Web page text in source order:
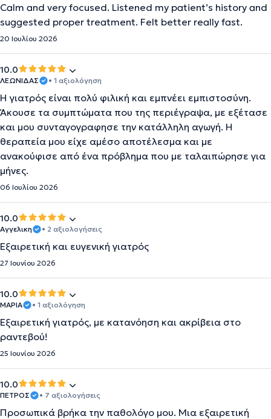
Calm and very focused. Listened my patient’s history and
suggested proper treatment. Felt better really fast.
20 Ιουλίου 2026
10.0
ΛΕΩΝΙΔΑΣ • 1 αξιολόγηση
Η γιατρός είναι πολύ φιλική και εμπνέει εμπιστοσύνη.
Άκουσε τα συμπτώματα που της περιέγραψα, με εξέτασε
και μου συνταγογραφησε την κατάλληλη αγωγή. Η
θεραπεία μου είχε αμέσο αποτέλεσμα και με
ανακούφισε από ένα πρόβλημα που με ταλαιπώρησε για
μήνες.
06 Ιουλίου 2026
10.0
Αγγελικη • 2 αξιολογήσεις
Εξαιρετική και ευγενική γιατρός
27 Ιουνίου 2026
10.0
ΜΑΡΙΑ • 1 αξιολόγηση
Εξαιρετική γιατρός, με κατανόηση και ακρίβεια στο
ραντεβού!
25 Ιουνίου 2026
10.0
ΠΕΤΡΟΣ • 7 αξιολογήσεις
Προσωπικά βρήκα την παθολόγο μου. Μια εξαιρετική